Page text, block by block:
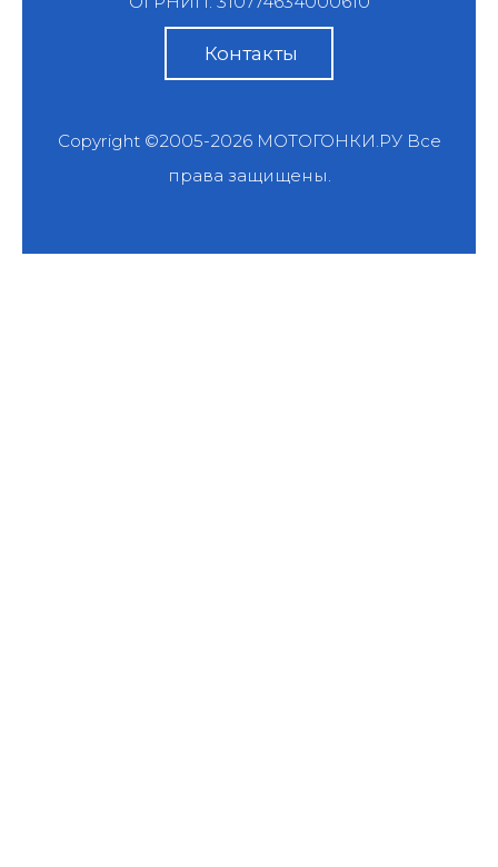
Контакты
Copyright ©2005-2026 МОТОГОНКИ.РУВсе
права защищены.